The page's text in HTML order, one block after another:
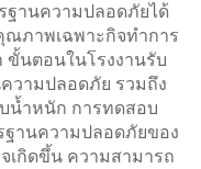
ฐานความปลอดภัยได้
ภาพเฉพาะกิจทำการ
นตอนในโรงงานรับ
วามปลอดภัย รวมถึง
น้ำหนัก การทดสอบ
ฐานความปลอดภัยของ
เกิดขึ้น ความสามารถ